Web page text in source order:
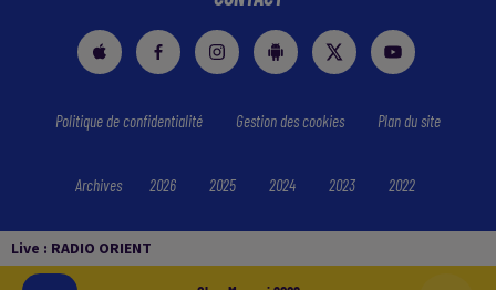
Live : RADIO ORIENT
Politique de confidentialité Gestion des cookies Plan du site
Archives 2026 2025 2024 2023 2022